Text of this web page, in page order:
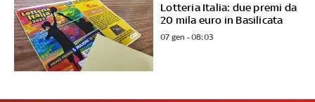
Lotteria Italia: due premi da
20 mila euro in Basilicata
07 gen - 08:03